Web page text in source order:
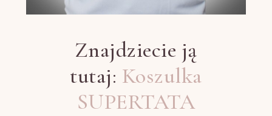
Znajdziecie ją
tutaj: Koszulka
SUPERTATA